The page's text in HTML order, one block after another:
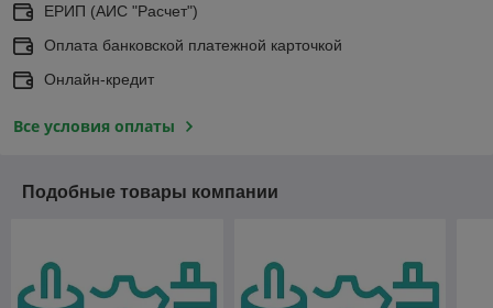
ЕРИП (АИС "Расчет")
Оплата банковской платежной карточкой
Онлайн-кредит
Все условия оплаты
Подобные товары компании